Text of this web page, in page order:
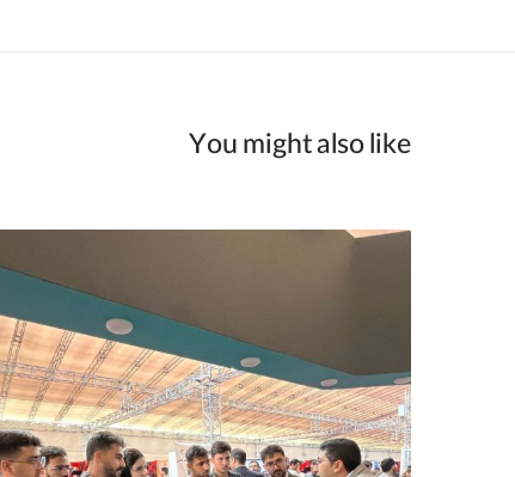
You might also like